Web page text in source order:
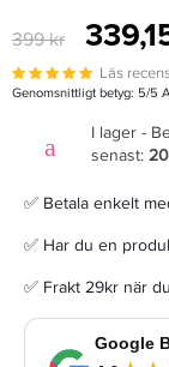
399 kr
Läs
Genomsnittligt betyg: 5/5
I lager -
senast:
✅ Betala enkelt
✅ Har du en
✅ Frakt 29kr när